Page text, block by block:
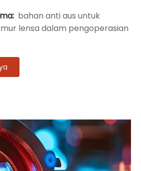
bahan anti aus untuk
lensa dalam pengoperasian